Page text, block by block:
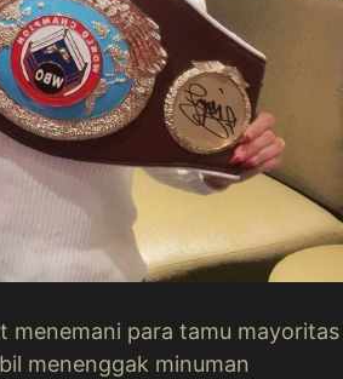
menemani para tamu mayoritas
menenggak minuman